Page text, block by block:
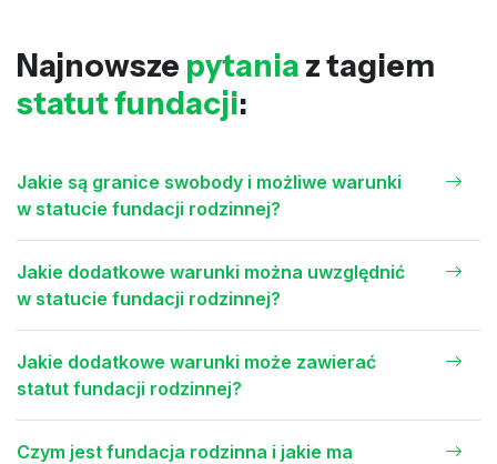
Najnowsze pytania z tagiem
statut fundacji:
Jakie są granice swobody i możliwe warunki
w statucie fundacji rodzinnej?
Jakie dodatkowe warunki można uwzględnić
w statucie fundacji rodzinnej?
Jakie dodatkowe warunki może zawierać
statut fundacji rodzinnej?
Czym jest fundacja rodzinna i jakie ma